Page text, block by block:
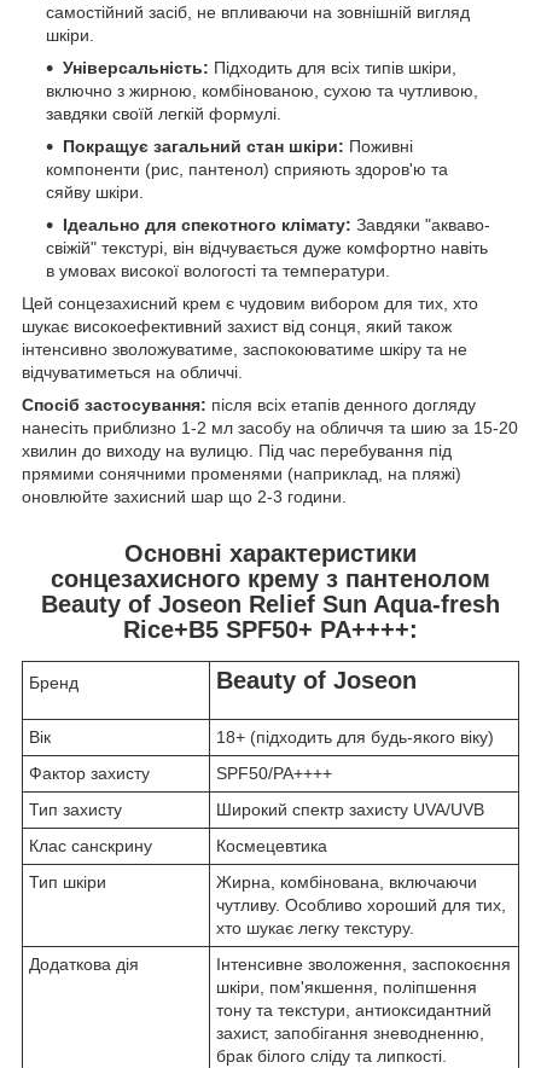
самостійний засіб, не впливаючи на зовнішній вигляд
шкіри.
Універсальність: Підходить для всіх типів шкіри,
включно з жирною, комбінованою, сухою та чутливою,
завдяки своїй легкій формулі.
Покращує загальний стан шкіри: Поживні
компоненти (рис, пантенол) сприяють здоров'ю та
сяйву шкіри.
Ідеально для спекотного клімату: Завдяки "акваво-
свіжій" текстурі, він відчувається дуже комфортно навіть
в умовах високої вологості та температури.
Цей сонцезахисний крем є чудовим вибором для тих, хто
шукає високоефективний захист від сонця, який також
інтенсивно зволожуватиме, заспокоюватиме шкіру та не
відчуватиметься на обличчі.
Спосіб застосування: після всіх етапів денного догляду
нанесіть приблизно 1-2 мл засобу на обличчя та шию за 15-20
хвилин до виходу на вулицю. Під час перебування під
прямими сонячними променями (наприклад, на пляжі)
оновлюйте захисний шар що 2-3 години.
Основні характеристики
сонцезахисного крему з пантенолом
Beauty of Joseon Relief Sun Aqua-fresh
Rice+B5 SPF50+ PA++++:
Бренд Beauty of Joseon
Вік
18+ (підходить для будь-якого віку)
Фактор захисту
SPF50/PA++++
Тип захисту
Широкий спектр захисту UVA/UVB
Клас санскрину
Космецевтика
Тип шкіри
Жирна, комбінована, включаючи
чутливу. Особливо хороший для тих,
хто шукає легку текстуру.
Додаткова дія
Інтенсивне зволоження, заспокоєння
шкіри, пом'якшення, поліпшення
тону та текстури, антиоксидантний
захист, запобігання зневодненню,
брак білого сліду та липкості.